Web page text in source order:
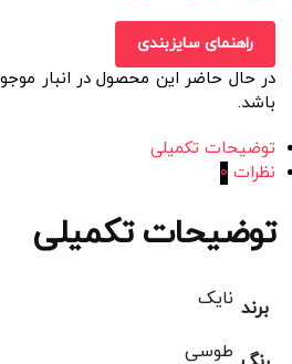
راهنمای سایزبندی
در حال حاضر این محصول در انبار
باشد.
توضیحات تکمیلی
نظرات 0
توضیحات تکمیلی
برند نایک
طوسی